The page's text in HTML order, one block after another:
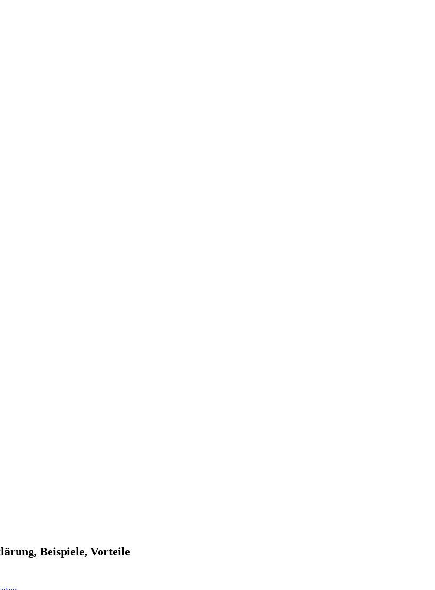
Beispiele, Vorteile